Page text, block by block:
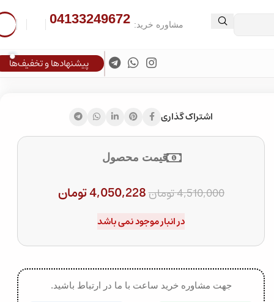
مشاوره خرید: 04133249672
پیشنهادها و تخفیف‌ها
اشتراک گذاری
قیمت محصول
4,510,000تومان4,050,228تومان
در انبار موجود نمی باشد
جهت مشاوره خرید ساعت با ما در ارتباط باشید.